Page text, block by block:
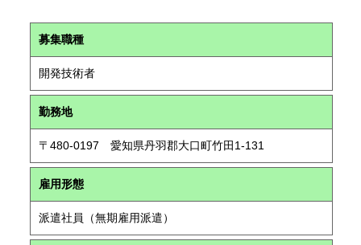
募集職種
開発技術者
勤務地
〒480-0197 愛知県丹羽郡大口町竹田1-131
雇用形態
派遣社員（無期雇用派遣）